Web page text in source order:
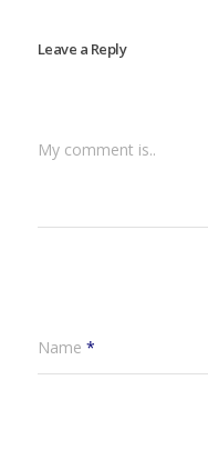
Leave a Reply
My comment is..
Name *